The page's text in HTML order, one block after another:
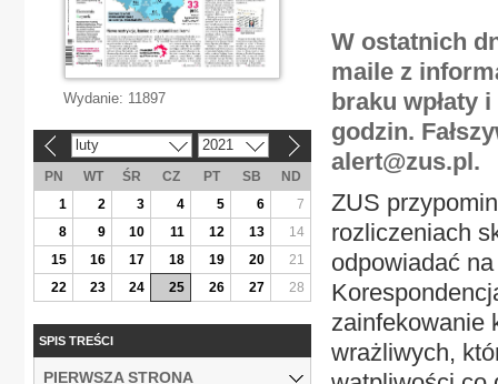
W ostatnich
maile z
braku wpłaty
godzin.
alert@zus.pl.
ZUS
rozliczeniach
odpowiadać
zainfekowanie
wrażliwych,
Wydanie: 11897
luty 2021
PN WT ŚR CZ PT SB
ND
1
2 3 4 5 6
7
8
9 10 11 12 13
14
15
16 17 18 19 20
21
22
23 24 25 26 27 28
SPIS TREŚCI
PIERWSZA STRONA